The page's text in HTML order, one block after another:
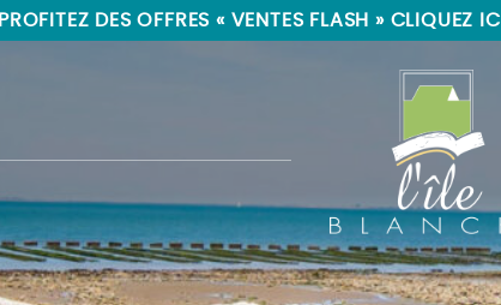
PROFITEZ DES OFFRES « VENTES FLASH » CLIQUEZ ICI